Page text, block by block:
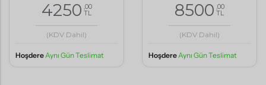
4250 ,00
TL
(KDV Dahil)
HoşdereAynı Gün Teslimat
8500 ,00
TL
(KDV Dahil)
HoşdereAynı Gün Teslimat